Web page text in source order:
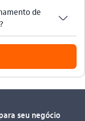
de
seta_baixo
seu negócio